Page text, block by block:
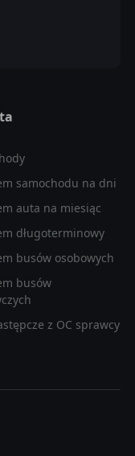
samochodu na dni
auta na miesiąc
długoterminowy
busów osobowych
busów
z OC sprawcy